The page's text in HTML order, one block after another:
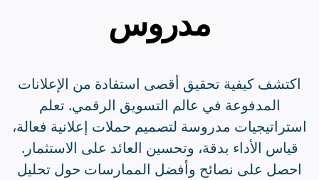
مدروس
اكتشف كيفية تحقيق أقصى استفادة من الإعلانات
المدفوعة في عالم التسويق الرقمي. تعلم
استراتيجيات مدروسة لتصميم حملات إعلانية فعالة،
قياس الأداء بدقة، وتحسين العائد على الاستثمار.
احصل على نصائح وأفضل الممارسات حول تحليل